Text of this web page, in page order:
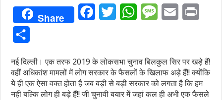
Share FacebookTwitterWhatsAppMessageEmail
नई दिल्ली। एक तरफ 2019 के लोकसभा चुनाव बिलकुल सिर पर खड़े हैं!
वहीं अधिकांश मामलों में लोग सरकार के फैसलों के खिलाफ अड़े हैं!! क्योंकि
ये ही एक ऐसा वक्त होता है जब बड़ी से बड़ी सरकार को लगता है कि हम
नही बल्कि लोग ही बड़े हैं!! जी चुनावी बयार में जहां कल ही अभी एक फैसले